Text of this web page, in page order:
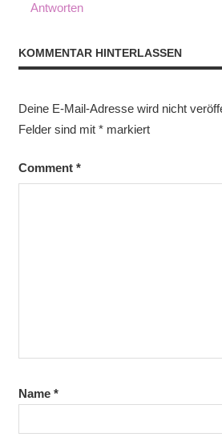
Antworten
KOMMENTAR HINTERLASSEN
Deine E-Mail-Adresse wird nicht
Felder sind mit *markiert
Comment*
Name*